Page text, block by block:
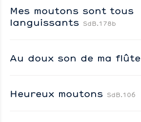
Mes moutons sont tous
languissants
SdB.178b
Au doux son de ma flûte
Heureux moutons SdB.106